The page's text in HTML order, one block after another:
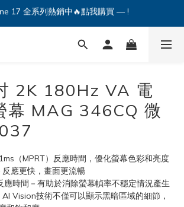
17 全系列熱銷中🔥點我購買 — !
Q哥 Line 新好友領優惠券！🎫
17 全系列熱銷中🔥點我購買 — !
2K 180Hz VA 電
幕 MAG 346CQ 微
（MPRT）反應時間，優化螢幕色彩和亮度
應更快，畫面更流暢
應時間－有助於消除螢幕幀率不穩定情況產生
Vision技術不僅可以顯示黑暗區域的細節，